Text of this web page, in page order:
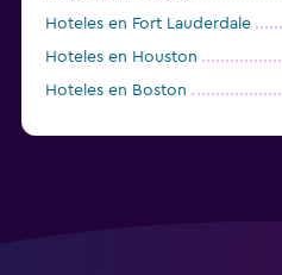
Hoteles en Fort Lauderdale
Hoteles en Houston
Hoteles en Boston